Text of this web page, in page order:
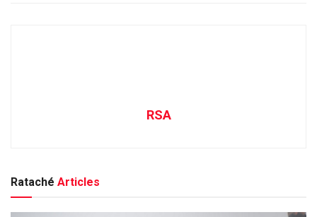
RSA
Rataché Articles